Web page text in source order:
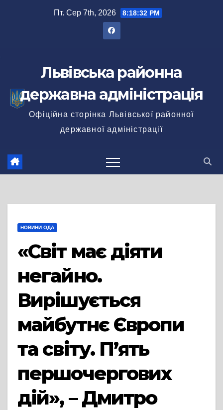
Пт. Сер 7th, 2026 8:18:32 PM
Львівська районна
державна адміністрація
Офіційна сторінка Львівської районної
державної адміністрації
НОВИНИ ОДА
«Світ має діяти
негайно.
Вирішується
майбутнє Європи
та світу. П’ять
першочергових
дій», – Дмитро